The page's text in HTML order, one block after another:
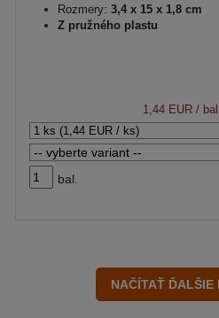
Rozmery: 3,4 x 15 x 1,8 cm
Z pružného plastu
1,44 EUR /
bal.